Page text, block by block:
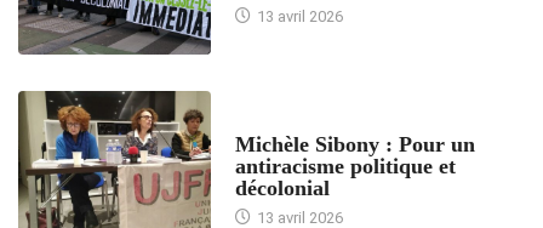
13 avril 2026
Michèle Sibony : Pour un
antiracisme politique et
décolonial
13 avril 2026